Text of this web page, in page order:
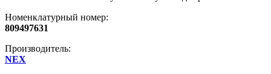
Номенклатурный номер:
809497631
Производитель:
NEX